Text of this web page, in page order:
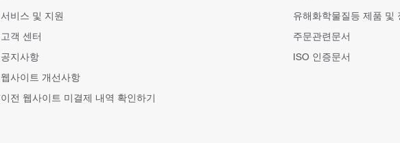
서비스 및 지원
고객 센터
공지사항
웹사이트 개선사항
이전 웹사이트 미결제 내역 확인하기
유해화학물질등 제품 및
주문관련문서
ISO 인증문서